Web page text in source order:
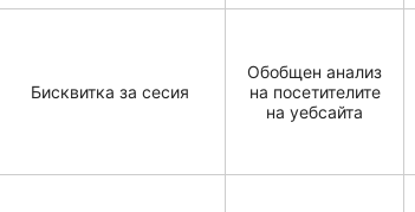
Бисквитка за сесия
Обобщен анализ
на посетителите
на уебсайта